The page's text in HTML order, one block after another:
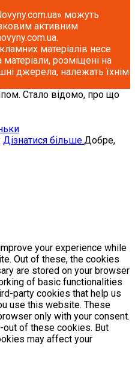
можуть
активним
матеріалів несе
розміщені на
джерела, належать їхнім
Стало відомо, про що
Дізнатися більше.Добре,
your experience while
Out of these, the cookies
are stored on your browser
of basic functionalities
party cookies that help us
use this website. These
only with your consent.
out of these cookies. But
may affect your